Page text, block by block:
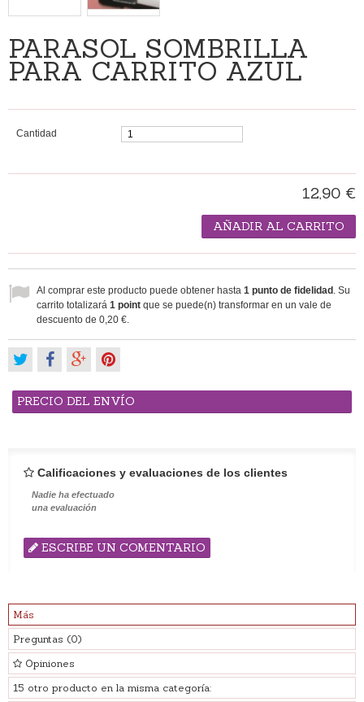
PARASOL SOMBRILLA
PARA CARRITO AZUL
Cantidad
12,90 €
AÑADIR AL CARRITO
Al comprar este producto puede obtener hasta 1 punto de fidelidad . Su
carrito totalizará 1 point que se puede(n) transformar en un vale de
descuento de 0,20 €.
PRECIO DEL ENVÍO
Calificaciones y evaluaciones de los clientes
Nadie ha efectuado
una evaluación
ESCRIBE UN COMENTARIO
Más
Preguntas (0)
Opiniones
15 otro producto en la misma categoría: